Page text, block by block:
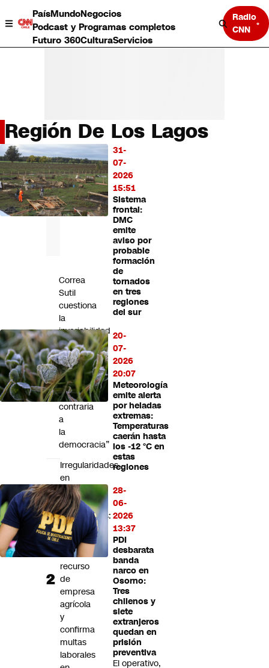
PaísMundoNegocios
Podcast y Programas completos
Futuro 360CulturaServicios
Radio
CNN
País
Mundo
Negocios
Deportes
Programas completos
Cultura
Región De Los Lagos
31-
07-
2026
15:51
Sistema
frontal:
DMC
emite
aviso por
probable
formación
de
tornados
en tres
regiones
del sur
20-
07-
2026
20:07
Meteorología
emite alerta
por heladas
extremas:
Temperaturas
caerán hasta
los -12 °C en
estas
regiones
28-
06-
2026
13:37
PDI
desbarata
banda
narco en
Osorno:
Tres
chilenos y
siete
extranjeros
quedan en
prisión
preventiva
El operativo,
LO
MÁS
LEÍDO
Correa
Sutil
cuestiona
la
invariabilidad
tributaria
ante
el
TC:
“Es
contraria
a
la
democracia”
Irregularidades
en
sueldos
y
cotizaciones:
Corte
Suprema
rechaza
recurso
de
empresa
agrícola
y
confirma
multas
laborales